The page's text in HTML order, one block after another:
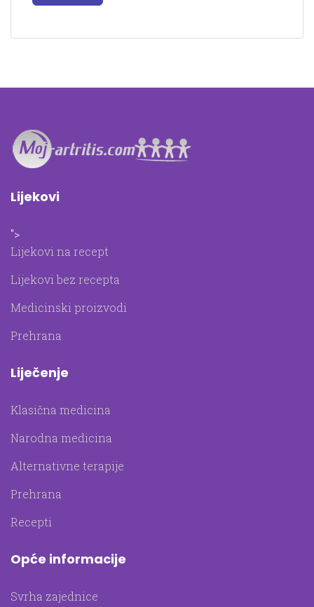
Lijekovi
">
Lijekovi na recept
Lijekovi bez recepta
Medicinski proizvodi
Prehrana
Liječenje
Klasična medicina
Narodna medicina
Alternativne terapije
Prehrana
Recepti
Opće informacije
Svrha zajednice